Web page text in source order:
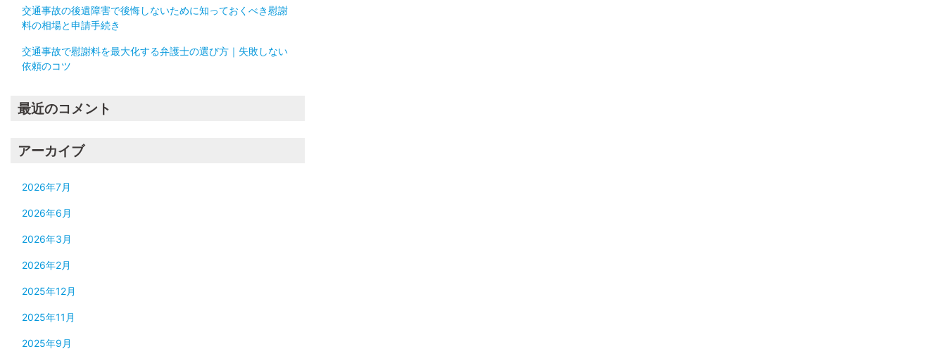
交通事故の後遺障害で後悔しないために知っておくべき慰謝
料の相場と申請手続き
交通事故で慰謝料を最大化する弁護士の選び方｜失敗しない
依頼のコツ
最近のコメント
アーカイブ
2026年7月
2026年6月
2026年3月
2026年2月
2025年12月
2025年11月
2025年9月